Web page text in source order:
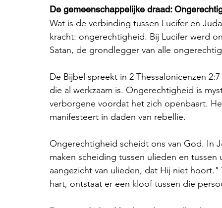
De gemeenschappelijke draad:
Wat is de verbinding tussen Lucifer en
kracht: ongerechtigheid. Bij Lucifer werd
Satan, de grondlegger van alle
De Bijbel spreekt in 2 Thessalonicenzen
die al werkzaam is. Ongerechtigheid is
verborgene voordat het zich openbaart.
manifesteert in daden van rebellie.
Ongerechtigheid scheidt ons van God. In
maken scheiding tussen ulieden en
aangezicht van ulieden, dat Hij niet
hart, ontstaat er een kloof tussen die